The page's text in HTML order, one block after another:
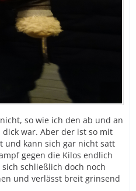
so wie ich den ab und an
war. Aber der ist so mit
und kann sich gar nicht satt
gegen die Kilos endlich
schließlich doch noch
und verlässt breit grinsend